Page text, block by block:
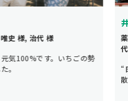
史 様, 治代 様
気100%です。いちごの勢
。
“